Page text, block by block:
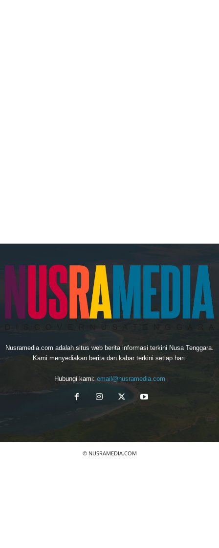
Nusramedia.com adalah situs web berita informasi terkini Nusa Tenggara.
Kami menyediakan berita dan kabar terkini setiap hari.
Hubungi kami: email@nusramedia.com
© NUSRAMEDIA.COM